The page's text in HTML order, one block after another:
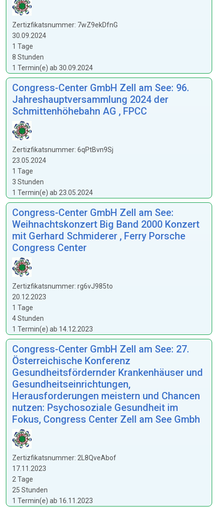
Zertizfikatsnummer: 7wZ9ekDfnG
30.09.2024
1 Tage
8 Stunden
1 Termin(e) ab 30.09.2024
Congress-Center GmbH Zell am See: 96.
Jahreshauptversammlung 2024 der
Schmittenhöhebahn AG , FPCC
Zertizfikatsnummer: 6qPtBvn9Sj
23.05.2024
1 Tage
3 Stunden
1 Termin(e) ab 23.05.2024
Congress-Center GmbH Zell am See:
Weihnachtskonzert Big Band 2000 Konzert
mit Gerhard Schmiderer , Ferry Porsche
Congress Center
Zertizfikatsnummer: rg6vJ985to
20.12.2023
1 Tage
4 Stunden
1 Termin(e) ab 14.12.2023
Congress-Center GmbH Zell am See: 27.
Österreichische Konferenz
Gesundheitsfördernder Krankenhäuser und
Gesundheitseinrichtungen,
Herausforderungen meistern und Chancen
nutzen: Psychosoziale Gesundheit im
Fokus, Congress Center Zell am See Gmbh
Zertizfikatsnummer: 2L8QveAbof
17.11.2023
2 Tage
25 Stunden
1 Termin(e) ab 16.11.2023